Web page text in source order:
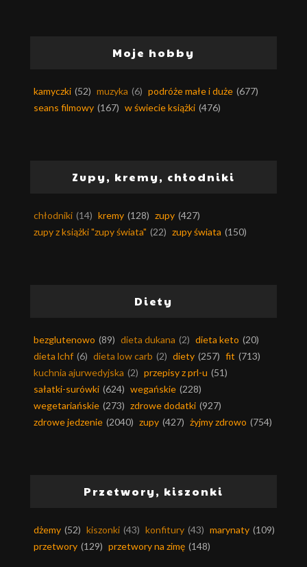
Moje hobby
kamyczki (52) muzyka (6) podróże małe i duże (677)
seans filmowy (167) w świecie książki (476)
Zupy, kremy, chłodniki
chłodniki (14) kremy (128) zupy (427)
zupy z książki "zupy świata" (22) zupy świata (150)
Diety
bezglutenowo (89) dieta dukana (2) dieta keto (20)
dieta lchf (6) dieta low carb (2) diety (257) fit (713)
kuchnia ajurwedyjska (2) przepisy z prl-u (51)
sałatki-surówki (624) wegańskie (228)
wegetariańskie (273) zdrowe dodatki (927)
zdrowe jedzenie (2040) zupy (427) żyjmy zdrowo (754)
Przetwory, kiszonki
dżemy (52) kiszonki (43) konfitury (43) marynaty (109)
przetwory (129) przetwory na zimę (148)